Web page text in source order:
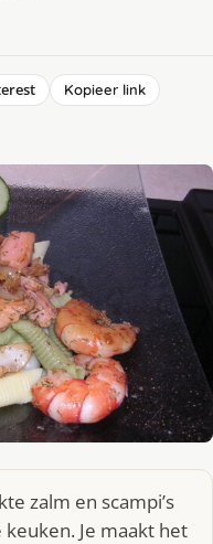
Kopieer link
zalm en scampi’s
Je maakt het